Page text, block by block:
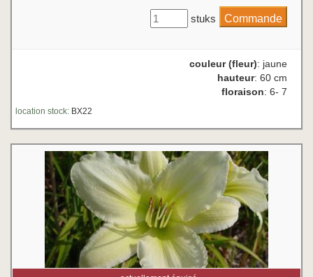
stuks
couleur (fleur): jaune
hauteur: 60 cm
floraison: 6- 7
location stock: BX22